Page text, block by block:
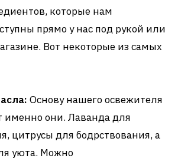
которые нам
прямо у нас под рукой или
Вот некоторые из самых
Основу нашего освежителя
именно они. Лаванда для
цитрусы для бодрствования, а
уюта. Можно